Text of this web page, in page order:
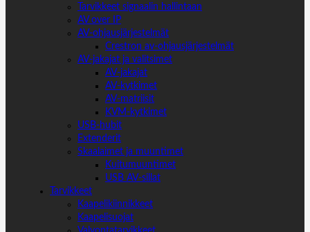
Tarvikkeet signaalin hallintaan
AV over IP
AV-ohjausjärjestelmät
Crestron av-ohjausjärjestelmät
AV-jakajat ja valitsimet
AV-jakajat
AV-kytkimet
AV-matriisit
KVM-kytkimet
USB-hubit
Extenderit
Skaalaimet ja muuntimet
Kuitumuuntimet
USB AV-sillat
Tarvikkeet
Kaapelikiinnikkeet
Kaapelisuojat